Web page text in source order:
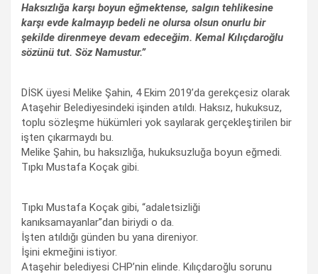
Haksızlığa karşı boyun eğmektense, salgın tehlikesine
karşı evde kalmayıp bedeli ne olursa olsun onurlu bir
şekilde direnmeye devam edeceğim. Kemal Kılıçdaroğlu
sözünü tut. Söz Namustur.”
DİSK üyesi Melike Şahin, 4 Ekim 2019’da gerekçesiz olarak
Ataşehir Belediyesindeki işinden atıldı. Haksız, hukuksuz,
toplu sözleşme hükümleri yok sayılarak gerçekleştirilen bir
işten çıkarmaydı bu.
Melike Şahin, bu haksızlığa, hukuksuzluğa boyun eğmedi.
Tıpkı Mustafa Koçak gibi.
Tıpkı Mustafa Koçak gibi, “adaletsizliği
kanıksamayanlar”dan biriydi o da.
İşten atıldığı günden bu yana direniyor.
İşini ekmeğini istiyor.
Ataşehir belediyesi CHP’nin elinde. Kılıçdaroğlu sorunu